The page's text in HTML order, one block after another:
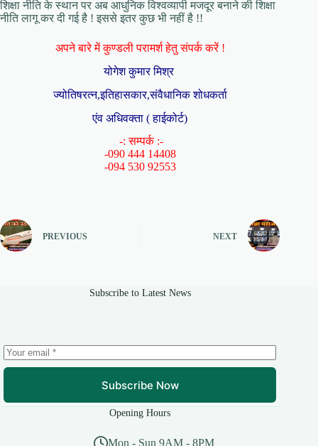
शिक्षा नीति के स्थान पर अब आधुनिक विश्वव्यापी मजदूर बनाने की शिक्षा
नीति लागू कर दी गई है ! इससे इतर कुछ भी नहीं है !!
अपने बारे में कुण्डली परामर्श हेतु संपर्क करें !
योगेश कुमार मिश्र
ज्योतिषरत्न,इतिहासकार,संवैधानिक शोधकर्ता
एंव अधिवक्ता ( हाईकोर्ट)
-: सम्पर्क :-
-090 444 14408
-094 530 92553
PREVIOUS NEXT
Subscribe to Latest News
Subscribe Now
Opening Hours
Mon - Sun 9AM - 8PM